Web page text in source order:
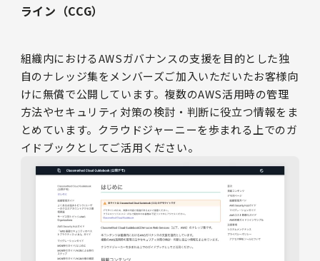
ライン（CCG）
組織内におけるAWSガバナンスの支援を目的とした独
自のナレッジ集をメンバーズご加入いただいたお客様向
けに無償で公開しています。複数のAWS活用時の管理
方法やセキュリティ対策の検討・判断に役立つ情報をま
とめています。クラウドジャーニーを歩まれる上でのガ
イドブックとしてご活用ください。